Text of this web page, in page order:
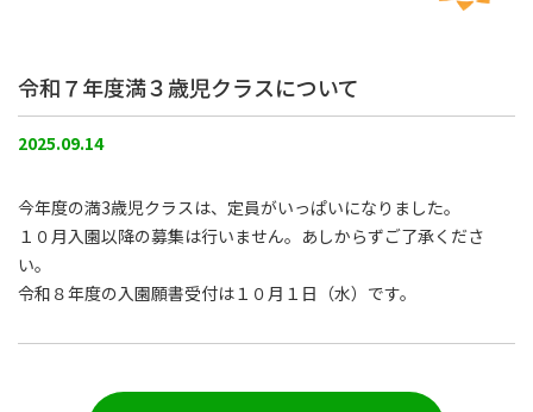
令和７年度満３歳児クラスについて
2025.09.14
今年度の満3歳児クラスは、定員がいっぱいになりました。
１０月入園以降の募集は行いません。あしからずご了承くださ
い。
令和８年度の入園願書受付は１０月１日（水）です。